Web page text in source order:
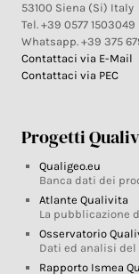
53100 Siena (Si) Italy
Tel. +39 0577 1503049
Whatsapp. +39 375
Contattaci via E-Mail
Contattaci via PEC
Progetti
Qualigeo.eu
Banca dati dei
Atlante Qualivita
La pubblicazione
Osservatorio
Dati ed analisi del
Rapporto Ismea